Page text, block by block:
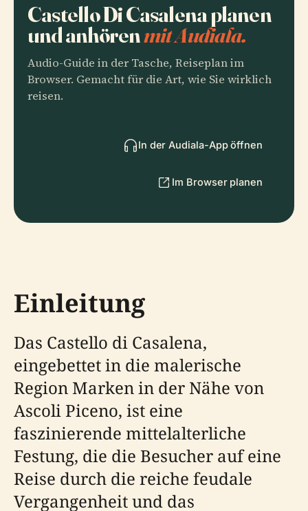
Castello Di Casalena planen
und anhörenmit Audiala.
Audio-Guide in der Tasche, Reiseplan im
Browser. Gemacht für die Art, wie Sie wirklich
reisen.
In der Audiala-App öffnen
Im Browser planen
Einleitung
Das Castello di Casalena,
eingebettet in die malerische
Region Marken in der Nähe von
Ascoli Piceno, ist eine
faszinierende mittelalterliche
Festung, die die Besucher auf eine
Reise durch die reiche feudale
Vergangenheit und das